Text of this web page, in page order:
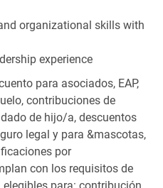
organizational skills with
experience
para asociados, EAP,
contribuciones de
de hijo/a, descuentos
legal y para &mascotas,
por
con los requisitos de
para: contribución